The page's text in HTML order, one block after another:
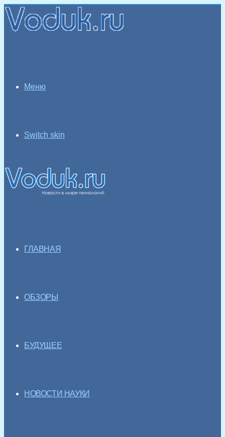
Меню
Switch skin
ГЛАВНАЯ
ОБЗОРЫ
БУДУЩЕЕ
НОВОСТИ НАУКИ